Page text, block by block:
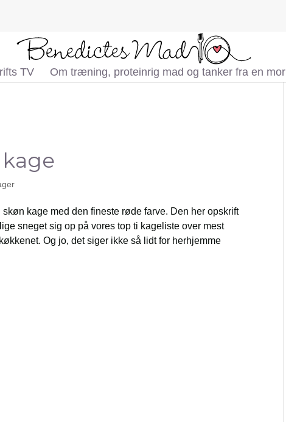
TV Om træning, proteinrig mad og tanker fra en mor
kage med den fineste røde farve. Den her opskrift
sneget sig op på vores top ti kageliste over mest
Og jo, det siger ikke så lidt for herhjemme